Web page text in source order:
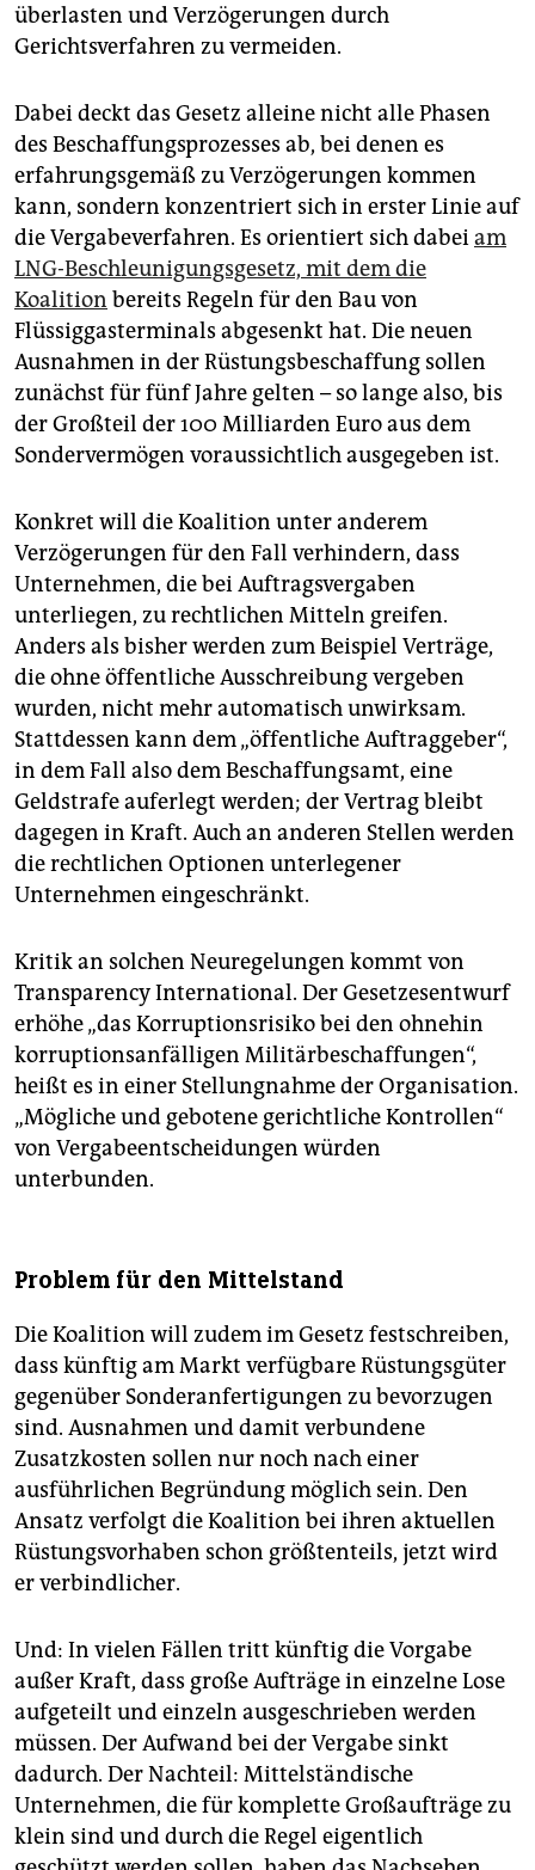
überlasten und Verzögerungen durch
Gerichtsverfahren zu vermeiden.
Dabei deckt das Gesetz alleine nicht alle Phasen
des Beschaffungsprozesses ab, bei denen es
erfahrungsgemäß zu Verzögerungen kommen
kann, sondern konzentriert sich in erster Linie auf
die Vergabeverfahren. Es orientiert sich dabeiam
LNG-Beschleunigungsgesetz, mit dem die
Koalition bereits Regeln für den Bau von
Flüssiggasterminals abgesenkt hat. Die neuen
Ausnahmen in der Rüstungsbeschaffung sollen
zunächst für fünf Jahre gelten – so lange also, bis
der Großteil der 100 Milliarden Euro aus dem
Sondervermögen voraussichtlich ausgegeben ist.
Konkret will die Koalition unter anderem
Verzögerungen für den Fall verhindern, dass
Unternehmen, die bei Auftragsvergaben
unterliegen, zu rechtlichen Mitteln greifen.
Anders als bisher werden zum Beispiel Verträge,
die ohne öffentliche Ausschreibung vergeben
wurden, nicht mehr automatisch unwirksam.
Stattdessen kann dem „öffentliche Auftraggeber“,
in dem Fall also dem Beschaffungsamt, eine
Geldstrafe auferlegt werden; der Vertrag bleibt
dagegen in Kraft. Auch an anderen Stellen werden
die rechtlichen Optionen unterlegener
Unternehmen eingeschränkt.
Kritik an solchen Neuregelungen kommt von
Transparency International. Der Gesetzesentwurf
erhöhe „das Korruptionsrisiko bei den ohnehin
korruptionsanfälligen Militärbeschaffungen“,
heißt es in einer Stellungnahme der Organisation.
„Mögliche und gebotene gerichtliche Kontrollen“
von Vergabeentscheidungen würden
unterbunden.
Problem für den Mittelstand
Die Koalition will zudem im Gesetz festschreiben,
dass künftig am Markt verfügbare Rüstungsgüter
gegenüber Sonderanfertigungen zu bevorzugen
sind. Ausnahmen und damit verbundene
Zusatzkosten sollen nur noch nach einer
ausführlichen Begründung möglich sein. Den
Ansatz verfolgt die Koalition bei ihren aktuellen
Rüstungsvorhaben schon größtenteils, jetzt wird
er verbindlicher.
Und: In vielen Fällen tritt künftig die Vorgabe
außer Kraft, dass große Aufträge in einzelne Lose
aufgeteilt und einzeln ausgeschrieben werden
müssen. Der Aufwand bei der Vergabe sinkt
dadurch. Der Nachteil: Mittelständische
Unternehmen, die für komplette Großaufträge zu
klein sind und durch die Regel eigentlich